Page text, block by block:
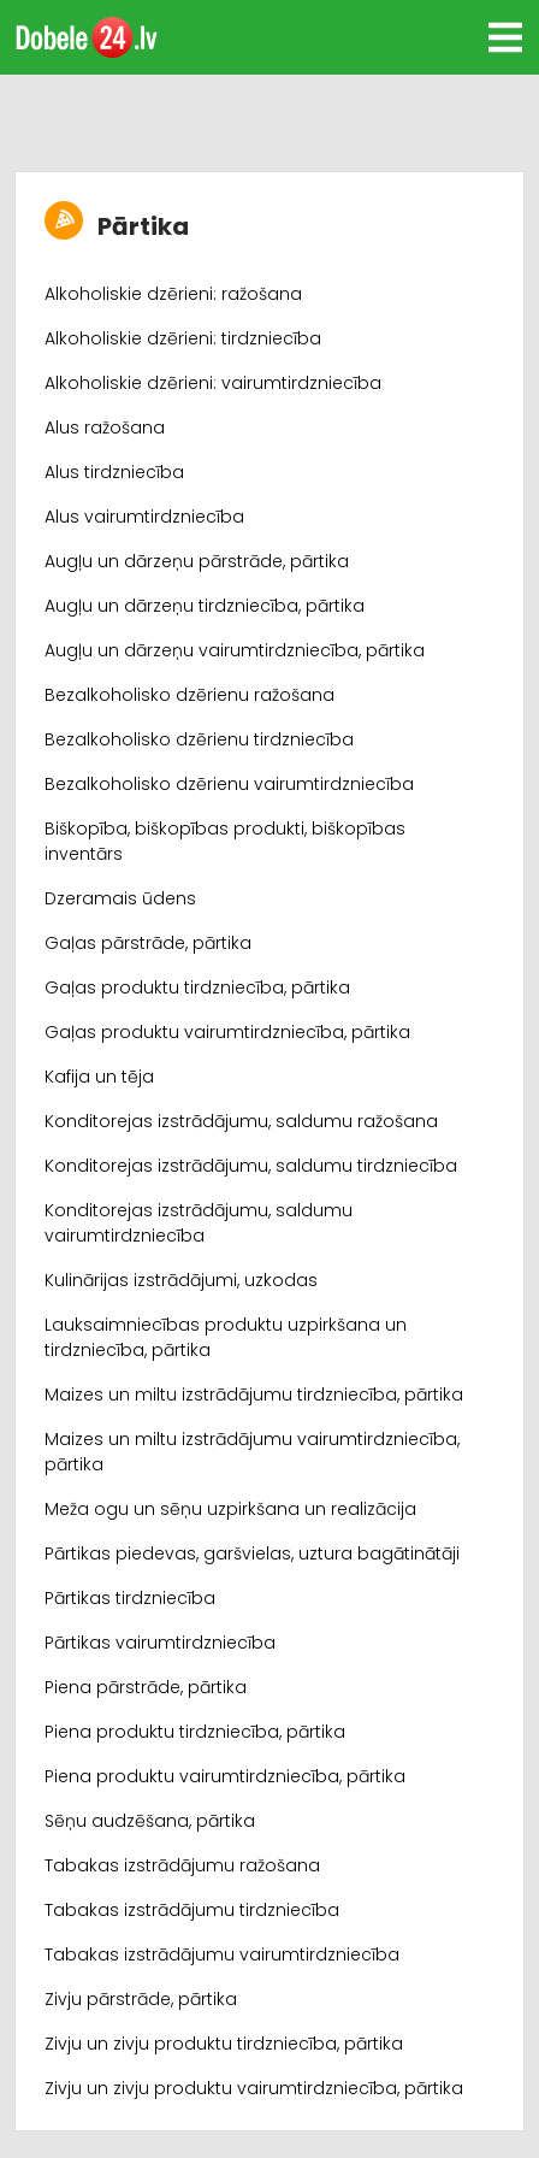
Pārtika
Alkoholiskie dzērieni: ražošana
Alkoholiskie dzērieni: tirdzniecība
Alkoholiskie dzērieni: vairumtirdzniecība
Alus ražošana
Alus tirdzniecība
Alus vairumtirdzniecība
Augļu un dārzeņu pārstrāde, pārtika
Augļu un dārzeņu tirdzniecība, pārtika
Augļu un dārzeņu vairumtirdzniecība, pārtika
Bezalkoholisko dzērienu ražošana
Bezalkoholisko dzērienu tirdzniecība
Bezalkoholisko dzērienu vairumtirdzniecība
Biškopība, biškopības produkti, biškopības
inventārs
Dzeramais ūdens
Gaļas pārstrāde, pārtika
Gaļas produktu tirdzniecība, pārtika
Gaļas produktu vairumtirdzniecība, pārtika
Kafija un tēja
Konditorejas izstrādājumu, saldumu ražošana
Konditorejas izstrādājumu, saldumu tirdzniecība
Konditorejas izstrādājumu, saldumu
vairumtirdzniecība
Kulinārijas izstrādājumi, uzkodas
Lauksaimniecības produktu uzpirkšana un
tirdzniecība, pārtika
Maizes un miltu izstrādājumu tirdzniecība, pārtika
Maizes un miltu izstrādājumu vairumtirdzniecība,
pārtika
Meža ogu un sēņu uzpirkšana un realizācija
Pārtikas piedevas, garšvielas, uztura bagātinātāji
Pārtikas tirdzniecība
Pārtikas vairumtirdzniecība
Piena pārstrāde, pārtika
Piena produktu tirdzniecība, pārtika
Piena produktu vairumtirdzniecība, pārtika
Sēņu audzēšana, pārtika
Tabakas izstrādājumu ražošana
Tabakas izstrādājumu tirdzniecība
Tabakas izstrādājumu vairumtirdzniecība
Zivju pārstrāde, pārtika
Zivju un zivju produktu tirdzniecība, pārtika
Zivju un zivju produktu vairumtirdzniecība, pārtika